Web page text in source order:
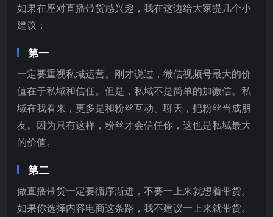
如果在座对直播带货感兴趣，我在这边给大家提几个小
建议：
第一
一定要重视私域运营。刚才说过，微信视频号最大的价
值在于私域和信任。但是，私域不是简单的加微信。私
域在我看来，更多是和粉丝互动、聊天，把粉丝当成朋
友。因为只有这样，粉丝才会信任你，这也是私域最大
的价值。
第二
做直播带货一定要循序渐进，不要一上来就想着带货。
如果你选择内容电商这条路，我不建议一上来就带货。